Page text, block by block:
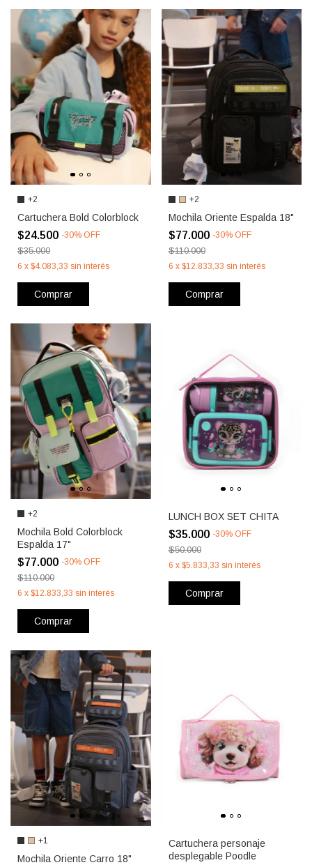
+2
Cartuchera Bold Colorblock
$24.500 -30% OFF
$35.000
6 x $4.083,33 sin interés
Comprar
+2
Mochila Oriente Espalda 18"
$77.000 -30% OFF
$110.000
6 x $12.833,33 sin interés
Comprar
+2
Mochila Bold Colorblock
Espalda 17"
$77.000 -30% OFF
$110.000
6 x $12.833,33 sin interés
Comprar
LUNCH BOX SET CHITA
$35.000 -30% OFF
$50.000
6 x $5.833,33 sin interés
Comprar
+1
Mochila Oriente Carro 18"
Cartuchera personaje
desplegable Poodle